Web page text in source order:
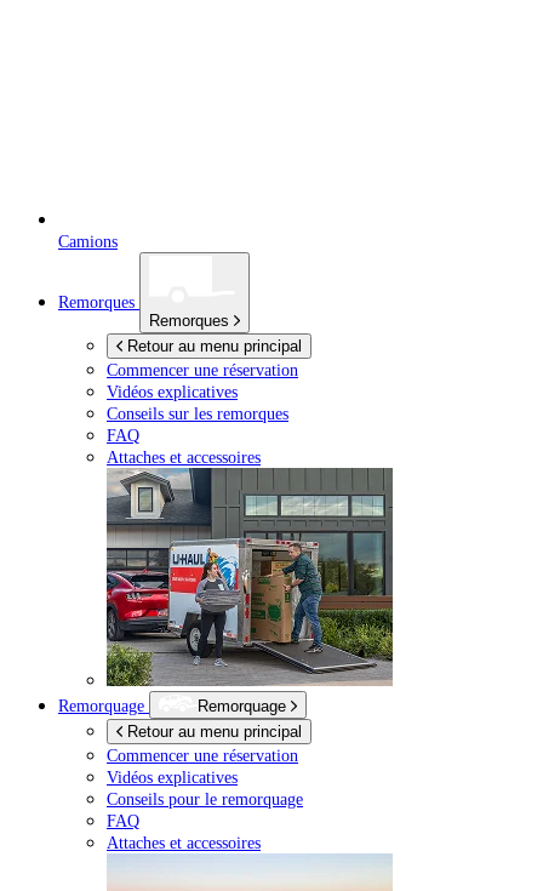
Camions
Remorques
Remorques
Retour au menu principal
Commencer une réservation
Vidéos explicatives
Conseils sur les remorques
FAQ
Attaches et accessoires
Remorquage
Remorquage
Retour au menu principal
Commencer une réservation
Vidéos explicatives
Conseils pour le remorquage
FAQ
Attaches et accessoires